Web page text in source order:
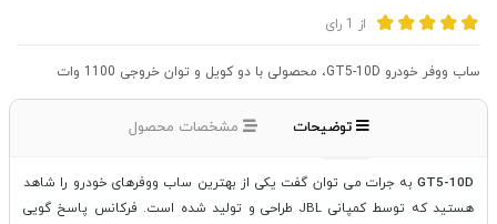
از 1 رای
ساب ووفر خودرو GT5-10D، محصولی با دو کویل و توان خروجی 1100 وات
توضیحات مشخصات محصول
GT5-10Dبه جرات می توان گفت یکی از بهترین ساب ووفرهای خودرو را شاهد
هستید که توسط کمپانی JBL طراحی و تولید شده است. فرکانس پاسخ گویی